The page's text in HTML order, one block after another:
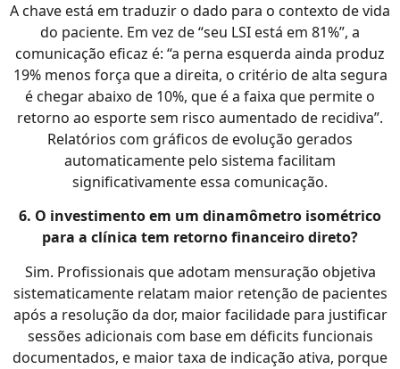
A chave está em traduzir o dado para o contexto de vida
do paciente. Em vez de “seu LSI está em 81%”, a
comunicação eficaz é: “a perna esquerda ainda produz
19% menos força que a direita, o critério de alta segura
é chegar abaixo de 10%, que é a faixa que permite o
retorno ao esporte sem risco aumentado de recidiva”.
Relatórios com gráficos de evolução gerados
automaticamente pelo sistema facilitam
significativamente essa comunicação.
6. O investimento em um dinamômetro isométrico
para a clínica tem retorno financeiro direto?
Sim. Profissionais que adotam mensuração objetiva
sistematicamente relatam maior retenção de pacientes
após a resolução da dor, maior facilidade para justificar
sessões adicionais com base em déficits funcionais
documentados, e maior taxa de indicação ativa, porque